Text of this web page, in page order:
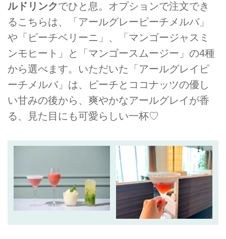
ルドリンクでひと息。オプションで注文でき
るこちらは、「アールグレーピーチメルバ」
や「ピーチベリーニ」、「マンゴージャスミ
ンモヒート」と「マンゴースムージー」の4種
から選べます。いただいた「アールグレイピ
ーチメルバ」は、ピーチとココナッツの優し
い甘みの後から、爽やかなアールグレイが香
る、見た目にも可愛らしい一杯♡